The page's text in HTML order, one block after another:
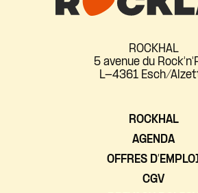
ROCKHAL
5 avenue du
L-4361 Esch/
ROCKHAL
AGENDA
OFFRES
CGV